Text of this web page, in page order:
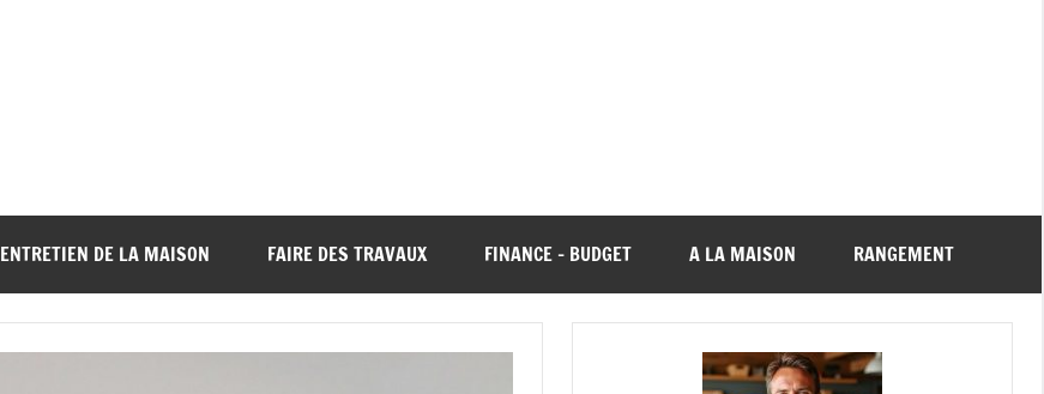
ENTRETIEN DE LA MAISON FAIRE DES TRAVAUX FINANCE – BUDGET A LA MAISON RANGEMENT